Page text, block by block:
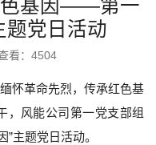
色基因——第一
题党日活动
看：4504
怀革命先烈，传承红色基
，风能公司第一党支部组
”主题党日活动。